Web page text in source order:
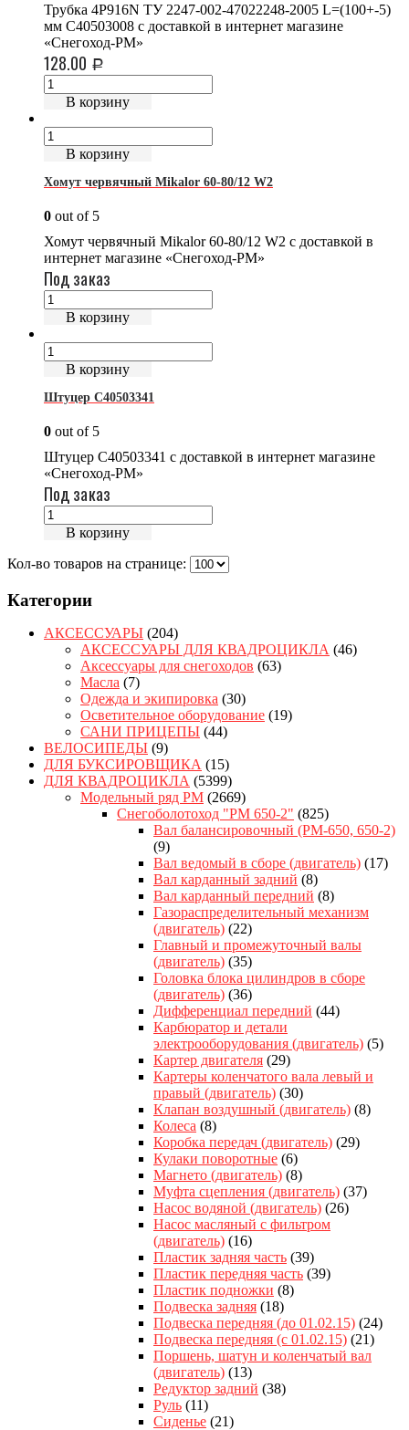
Трубка 4P916N ТУ 2247-002-47022248-2005 L=(100+-5)
мм C40503008 с доставкой в интернет магазине
«Снегоход-РМ»
128.00 Р
В корзину
В корзину
Хомут червячный Mikalor 60-80/12 W2
0 out of 5
Хомут червячный Mikalor 60-80/12 W2 с доставкой в
интернет магазине «Снегоход-РМ»
Под заказ
В корзину
В корзину
Штуцер C40503341
0 out of 5
Штуцер C40503341 с доставкой в интернет магазине
«Снегоход-РМ»
Под заказ
В корзину
Кол-во товаров на странице:
Категории
АКСЕССУАРЫ (204)
АКСЕССУАРЫ ДЛЯ КВАДРОЦИКЛА (46)
Аксессуары для снегоходов (63)
Масла (7)
Одежда и экипировка (30)
Осветительное оборудование (19)
САНИ ПРИЦЕПЫ (44)
ВЕЛОСИПЕДЫ (9)
ДЛЯ БУКСИРОВЩИКА (15)
ДЛЯ КВАДРОЦИКЛА (5399)
Модельный ряд РМ (2669)
Снегоболотоход "РМ 650-2" (825)
Вал балансировочный (РМ-650, 650-2)
(9)
Вал ведомый в сборе (двигатель) (17)
Вал карданный задний (8)
Вал карданный передний (8)
Газораспределительный механизм
(двигатель) (22)
Главный и промежуточный валы
(двигатель) (35)
Головка блока цилиндров в сборе
(двигатель) (36)
Дифференциал передний (44)
Карбюратор и детали
электрооборудования (двигатель) (5)
Картер двигателя (29)
Картеры коленчатого вала левый и
правый (двигатель) (30)
Клапан воздушный (двигатель) (8)
Колеса (8)
Коробка передач (двигатель) (29)
Кулаки поворотные (6)
Магнето (двигатель) (8)
Муфта сцепления (двигатель) (37)
Насос водяной (двигатель) (26)
Насос масляный с фильтром
(двигатель) (16)
Пластик задняя часть (39)
Пластик передняя часть (39)
Пластик подножки (8)
Подвеска задняя (18)
Подвеска передняя (до 01.02.15) (24)
Подвеска передняя (с 01.02.15) (21)
Поршень, шатун и коленчатый вал
(двигатель) (13)
Редуктор задний (38)
Руль (11)
Сиденье (21)